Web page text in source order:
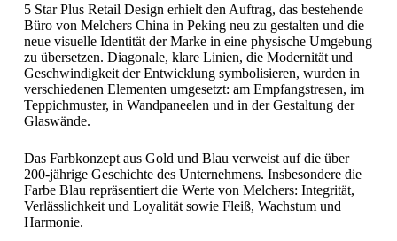
5 Star Plus Retail Design erhielt den Auftrag, das bestehende
Büro von Melchers China in Peking neu zu gestalten und die
neue visuelle Identität der Marke in eine physische Umgebung
zu übersetzen. Diagonale, klare Linien, die Modernität und
Geschwindigkeit der Entwicklung symbolisieren, wurden in
verschiedenen Elementen umgesetzt: am Empfangstresen, im
Teppichmuster, in Wandpaneelen und in der Gestaltung der
Glaswände.
Das Farbkonzept aus Gold und Blau verweist auf die über
200-jährige Geschichte des Unternehmens. Insbesondere die
Farbe Blau repräsentiert die Werte von Melchers: Integrität,
Verlässlichkeit und Loyalität sowie Fleiß, Wachstum und
Harmonie.